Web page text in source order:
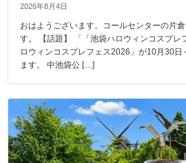
2026年8月4日
おはようございます。コールセンターの片
す。 【話題】 「「池袋ハロウィンコスプレ
ロウィンコスプレフェス2026」が10月30
ます。 中池袋公 […]